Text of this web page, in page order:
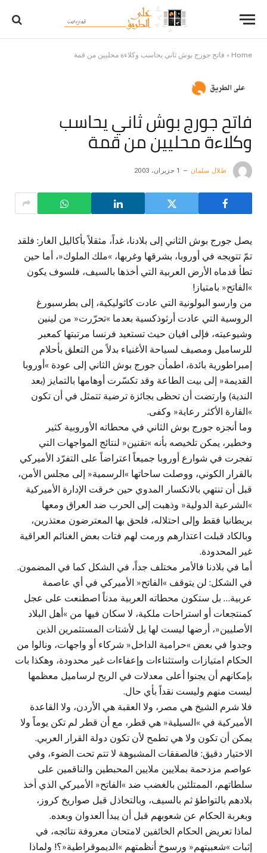
Home
» فاتح جورج بوش ثاني يحاسب وكلاءة محليين من قمة
فاتح جورج بوش ثاني يحاسب
وكلاءة محليين من قمة
طلال سلمان 1 حزيران، 2003
يصل جورج بوش الثاني إلى بلادنا، غداً، مثقلاً بأكاليل الغار: فلقد
تمّ تتويجه في أوروبا، بشرقها وغربها، »ملك الملوك«، أما حين
تطأ قدماه الأرض العربية التي أخذها بالسيف، فلسوف يكون
»الفاتح« بامتياز!
من وارسو البولونية التي عادت كاثوليكية، إلى بطرسبورغ
الروسية التي عادت أرثوذكسية بعدما »تحرّرت« من لينين
وشيوعيته، فإلى افيان حيث تستعيد فرنسا مرتبتها كمعبر
للرساميل ومصيف لسياحة الأغنياء بدلاً من التعلق بأحلام
إمبراطورية بائدة، اطمأن جورج بوش الثاني إلى عودة »أوروبا
القديمة« إلى بيت الطاعة وقد تكسّرت أوهامها بالتمايز (بعد
الندية) وارتضت أن تحظى بجائزة ترضية تتمثل في أن تكون
»القارة الأكثر رعاية« وكفى.
وما أنجزه جورج بوش الثاني في محطاته الأوروبية كثير
وخطير، يمكن تلخيصه بأنه »تقنين« لنتائج المواجهات التي
تفجرت في شوارع أوروبا جميعاً اعتراضاً على التفرّد الأميركي
بالقرار الكوني، ووصلت ساحاتها »الرسمية« إلى مجلس الأمن،
قبل أن تنتهي بالانكسار المدوي حين خرقت الإدارة الأميركية
»الشرعية الدولية« وذهبت إلى الحرب ضد العراق ومعها
بريطانيا فقط وإلى احتلاله، فلحق بها المعترضون معتذرين،
وبالكاد قبلت اعتذارهم ورمت لهم فتات بعض الغنائم العراقية
غير المحدودة.
أما في بلادنا فالأمر مختلف جداً، في الشكل كما في المضمون.
في الشكل: لن يتوقف »الفاتح« الأميركي في أي عاصمة
عربية… بل ستكون محطاته العربية مدناً اصطنعت على عجل
كمنتجعات أو استراحات ملكية، لا سكان فيها من »أهل البلاد
الأصليين«، أرضها ليست لها بل لأشتات المستثمرين الذين
وجدوا في بعض »حرامية الداخل« شركاء أو واجهات، ونالوا من
الحكام امتيازات واستثناءات وإعفاءات غير محدودة، وهكذا بات
بإمكانهم أن يجنوا أعلى معدلات في الربح لرساميل معظمها
ليست منهم وليست نقداً بأي حال.
فلا شرم الشيخ هي مصر، ولا العقبة هي الأردن، ولا القاعدة
الأميركية في »السيلية« هي قطر، مع أن قطر لم تكن يوماً ولا
يمكن أن تكون ولا هي تطمح لأن تكون دولة القرار العربي.
الاختيار دقيق: فالصفقات المشبوهة لا تتم تحت الضوء، وفي
عواصم مزدحمة بملايين ملايين المحبطين والناقمين على
سلطاتهم، الممتلئين بالغضب ضد »الفاتح« الأميركي الذي أخذ
بلادهم بالتواطؤ ثم بالسيف، وبالتخاذل قبل صواريخ كروز،
وبغربة الحكام عن شعوبهم قبل أن يبدأ العدوان وبعده.
لماذا تعريض الحكام الخائفين لامتحان معروفة نتائجه، في
إثبات »شعبيتهم« ورسوخ أنظمتهم »الديموقراطية«؟! ولماذا